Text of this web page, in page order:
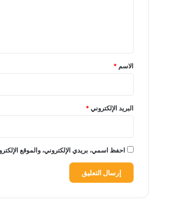
*
الاسم *
البريد الإلكتروني*
احفظ اسمي، بريدي الإلكتروني، والموقع